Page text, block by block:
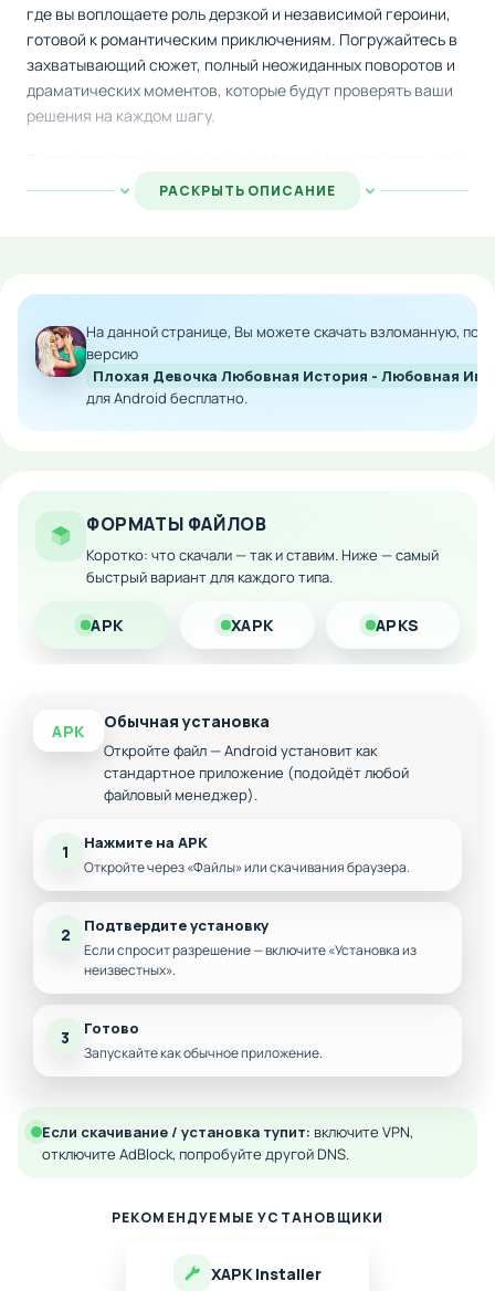
где вы воплощаете роль дерзкой и независимой героини,
готовой к романтическим приключениям. Погружайтесь в
захватывающий сюжет, полный неожиданных поворотов и
драматических моментов, которые будут проверять ваши
решения на каждом шагу.
персонажами, романтические интриги и полное
погружение в атмосферу студенческой жизни. Каждый
Модифицированная версия игры для Android
предоставляет расширенный функционал и улучшенный
игровой процесс. Скачайте мод и наслаждайтесь полной
свободой выбора в создании собственной истории любви и
Особенности мода:
Динамичный сюжет с множеством ветвлений
Система последствий для каждого решения
Разнообразные персонажи с уникальными
Улучшенная графика и интерфейс
Дополнительный контент и скрытые сценарии
РАСКРЫТЬ ОПИСАНИЕ
На данной странице, Вы можете скачать взломанную,
версию
Плохая Девочка Любовная История - Любовная
для Android бесплатно.
ФОРМАТЫ ФАЙЛОВ
Коротко: что скачали — так и ставим. Ниже — самый
быстрый вариант для каждого типа.
APK XAPK APKS
APK Обычная установка
Откройте файл — Android установит как
стандартное приложение (подойдёт любой
файловый менеджер).
1 Нажмите на APK
Откройте через «Файлы» или скачивания браузера.
2 Подтвердите установку
Если спросит разрешение — включите «Установка из
неизвестных».
3 Готово
Запускайте как обычное приложение.
Если скачивание / установка тупит: включите VPN,
отключите AdBlock, попробуйте другой DNS.
РЕКОМЕНДУЕМЫЕ УСТАНОВЩИКИ
XAPK Installer